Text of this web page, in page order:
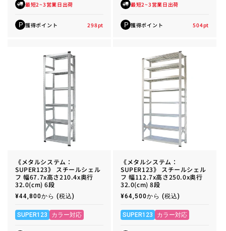
最短2~3営業日出荷
P 獲得ポイント 298pt
最短2~3営業日出荷
P 獲得ポイント 504pt
《メタルシステム：
SUPER123》 スチールシェル
フ 幅67.7x高さ210.4x奥行
32.0(cm) 6段
通
価
格
¥44,800から (税込)
SUPER123 カラー対応
《メタルシステム：
SUPER123》 スチールシェル
フ 幅112.7x高さ250.0x奥行
32.0(cm) 8段
通
価
格
¥64,500から (税込)
SUPER123 カラー対応